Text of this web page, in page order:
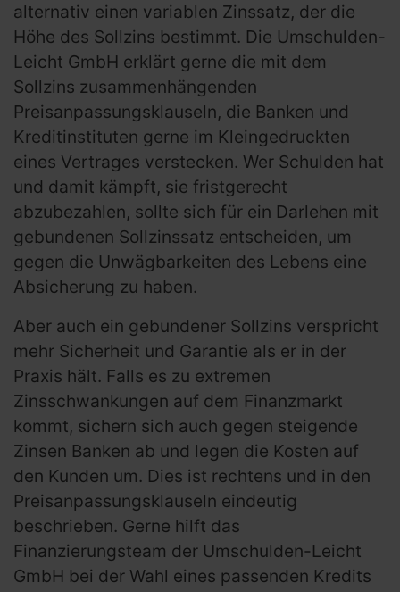
alternativ einen variablen Zinssatz, der die
Höhe des Sollzins bestimmt. Die Umschulden-
Leicht GmbH erklärt gerne die mit dem
Sollzins zusammenhängenden
Preisanpassungsklauseln, die Banken und
Kreditinstituten gerne im Kleingedruckten
eines Vertrages verstecken. Wer Schulden hat
und damit kämpft, sie fristgerecht
abzubezahlen, sollte sich für ein Darlehen mit
gebundenen Sollzinssatz entscheiden, um
gegen die Unwägbarkeiten des Lebens eine
Absicherung zu haben.
Aber auch ein gebundener Sollzins verspricht
mehr Sicherheit und Garantie als er in der
Praxis hält. Falls es zu extremen
Zinsschwankungen auf dem Finanzmarkt
kommt, sichern sich auch gegen steigende
Zinsen Banken ab und legen die Kosten auf
den Kunden um. Dies ist rechtens und in den
Preisanpassungsklauseln eindeutig
beschrieben. Gerne hilft das
Finanzierungsteam der Umschulden-Leicht
GmbH bei der Wahl eines passenden Kredits